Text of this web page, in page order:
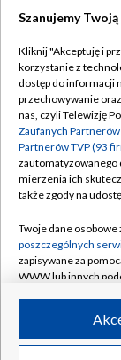
©2026
Szanujemy
Kliknij "Akceptuję i
korzystanie z
dostęp do informacji
przechowywanie
nas, czyli Telewizję
Zaufanych
Partnerów TVP (93
zautomatyzowanego
mierzenia ich
także zgody na
Twoje dane osobowe
poszczególnych
zapisywane za
WWW lub innych
ruchu w Internecie.